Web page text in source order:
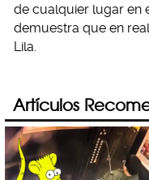
de cualquier lugar en
demuestra que en
Lila.
Artículos